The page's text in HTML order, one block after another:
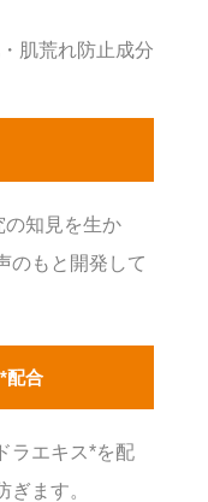
肌荒れ防止成分
の知見を生か
のもと開発して
配合
ラエキス*を配
ます。